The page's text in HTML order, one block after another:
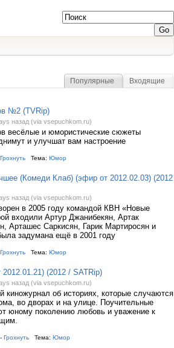
Популярные Входящие
№2 (TVRip)
назад (via vsepuchkom.ru)
весёлые и юмористические сюжеты
и улучшат вам настроение
Грохнуть Тема: Юмор
(Комеди Клаб) (эфир от 2012.02.03) (2012
назад (via vsepuchkom.ru)
в 2005 году командой КВН «Новые
входили Артур Джанибекян, Артак
Арташес Саркисян, Гарик Мартиросян и
задумана ещё в 2001 году
Грохнуть Тема: Юмор
(2012 / SATRip)
назад (via vsepuchkom.ru)
киножурнал об историях, которые случаются
во дворах и на улице. Поучительные
юному поколению любовь и уважение к
- Грохнуть Тема: Юмор